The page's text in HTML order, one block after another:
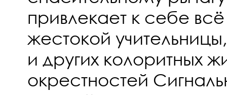
привлекает к себе
жестокой
и других колоритных
окрестностей